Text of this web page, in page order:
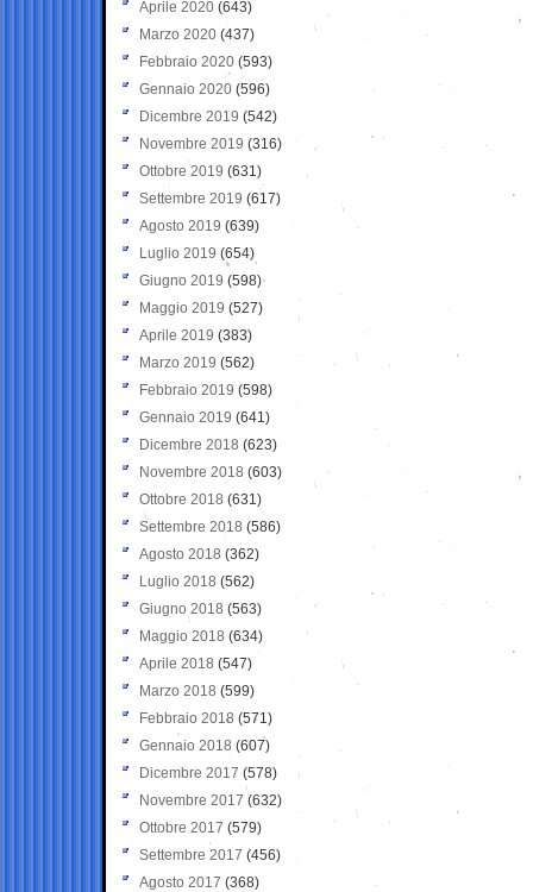
Aprile 2020 (643)
Marzo 2020 (437)
Febbraio 2020 (593)
Gennaio 2020 (596)
Dicembre 2019 (542)
Novembre 2019 (316)
Ottobre 2019 (631)
Settembre 2019 (617)
Agosto 2019 (639)
Luglio 2019 (654)
Giugno 2019 (598)
Maggio 2019 (527)
Aprile 2019 (383)
Marzo 2019 (562)
Febbraio 2019 (598)
Gennaio 2019 (641)
Dicembre 2018 (623)
Novembre 2018 (603)
Ottobre 2018 (631)
Settembre 2018 (586)
Agosto 2018 (362)
Luglio 2018 (562)
Giugno 2018 (563)
Maggio 2018 (634)
Aprile 2018 (547)
Marzo 2018 (599)
Febbraio 2018 (571)
Gennaio 2018 (607)
Dicembre 2017 (578)
Novembre 2017 (632)
Ottobre 2017 (579)
Settembre 2017 (456)
Agosto 2017 (368)